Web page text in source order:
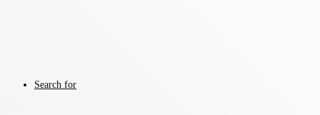
Search for